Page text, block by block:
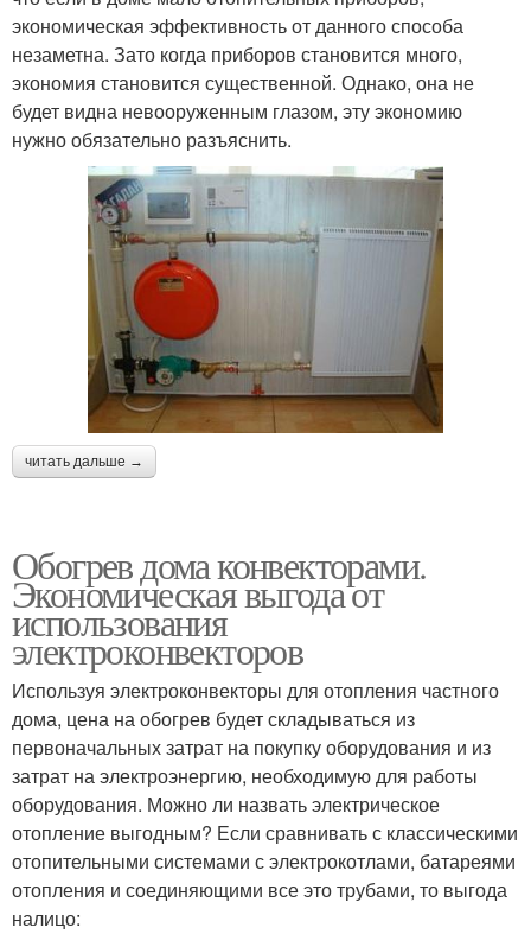
экономическая эффективность от данного способа
незаметна. Зато когда приборов становится много,
экономия становится существенной. Однако, она не
будет видна невооруженным глазом, эту экономию
нужно обязательно разъяснить.
читать дальше →
Обогрев дома конвекторами.
Экономическая выгода от
использования
электроконвекторов
Используя электроконвекторы для отопления частного
дома, цена на обогрев будет складываться из
первоначальных затрат на покупку оборудования и из
затрат на электроэнергию, необходимую для работы
оборудования. Можно ли назвать электрическое
отопление выгодным? Если сравнивать с классическими
отопительными системами с электрокотлами, батареями
отопления и соединяющими все это трубами, то выгода
налицо: